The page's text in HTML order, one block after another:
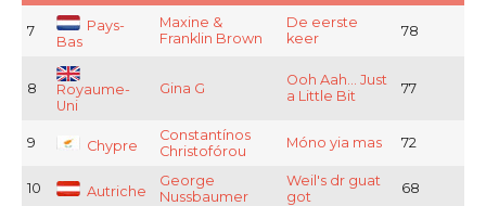
7
Pays-
Bas
Maxine &
Franklin Brown
De eerste
keer
78
8
Royaume-
Uni
Gina G
Ooh Aah... Just
a Little Bit
77
9 Chypre
Constantínos
Christofórou
Móno yia mas 72
10 Autriche
George
Nussbaumer
Weil's dr guat
got
68